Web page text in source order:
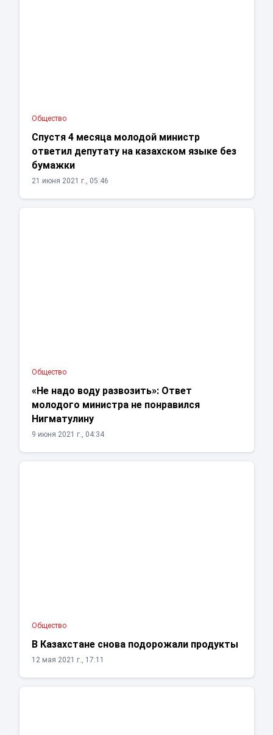
Общество
Спустя 4 месяца молодой министр
ответил депутату на казахском языке без
бумажки
21 июня 2021 г., 05:46
Общество
«Не надо воду развозить»: Ответ
молодого министра не понравился
Нигматулину
9 июня 2021 г., 04:34
Общество
В Казахстане снова подорожали продукты
12 мая 2021 г., 17:11